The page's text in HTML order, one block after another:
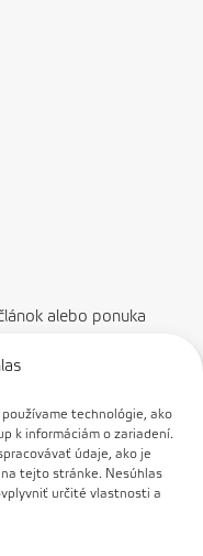
technológie, ako
k informáciám o zariadení.
údaje, ako je
tejto stránke. Nesúhlas
určité vlastnosti a
alebo ponuka